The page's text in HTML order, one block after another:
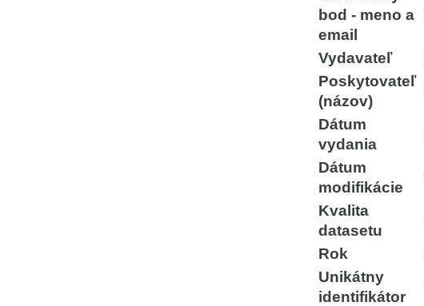
bod - meno a
email
Vydavateľ
Poskytovateľ
(názov)
Dátum
vydania
Dátum
modifikácie
Kvalita
datasetu
Rok
Unikátny
identifikátor